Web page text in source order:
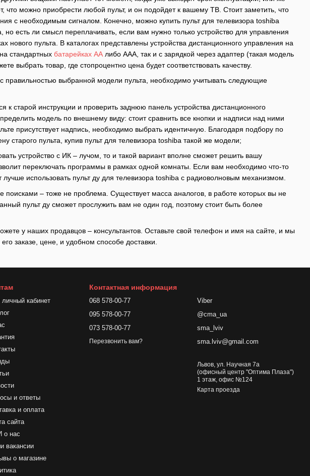
можно приобрести любой пульт, и он подойдет к вашему ТВ. Стоит заметить, что
с необходимым сигналом. Конечно, можно купить пульт для телевизора toshiba
есть ли смысл переплачивать, если вам нужно только устройство для управления
пульта. В каталогах представлены устройства дистанционного управления на
стандартных батарейках АА либо ААА, так и с зарядкой через адаптер (такая модель
выбрать товар, где стопроцентно цена будет соответствовать качеству.
правильностью выбранной модели пульта, необходимо учитывать следующие
к старой инструкции и проверить заднюю панель устройства дистанционного
модель по внешнему виду: стоит сравнить все кнопки и надписи над ними
присутствует надпись, необходимо выбрать идентичную. Благодаря подбору по
старого пульта, купив пульт для телевизора toshiba такой же модели;
устройство с ИК – лучом, то и такой вариант вполне сможет решить вашу
переключать программы в рамках одной комнаты. Если вам необходимо что-то
использовать пульт ду для телевизора toshiba с радиоволновым механизмом.
поисками – тоже не проблема. Существует масса аналогов, в работе которых вы не
пульт ду сможет прослужить вам не один год, поэтому стоит быть более
у наших продавцов – консультантов. Оставьте свой телефон и имя на сайте, и мы
заказе, цене, и удобном способе доставки.
личный кабинет
и ответы
и оплата
сайта
о нас
вакансии
о магазине
Контактная информация
068 578-00-77
095 578-00-77
073 578-00-77
Перезвонить вам?
Viber
@cma_ua
sma_lviv
sma.lviv@gmail.com
Львов, ул. Научная 7а
(офисный центр "Оптима Плаза")
1 этаж, офис №124
Карта проезда